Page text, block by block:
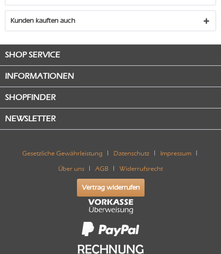
Kunden kauften auch
SHOP SERVICE
INFORMATIONEN
SHOPFINDER
NEWSLETTER
Gesetzliche Gewährleistung Datenschutz Impressum
Über uns AGB Widerrufsrecht
Vertrag widerrufen